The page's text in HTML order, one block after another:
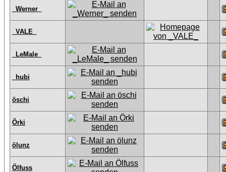
_Werner_
_VALE_
_LeMale_
_hubi
öschi
Örki
ölunz
Ölfuss